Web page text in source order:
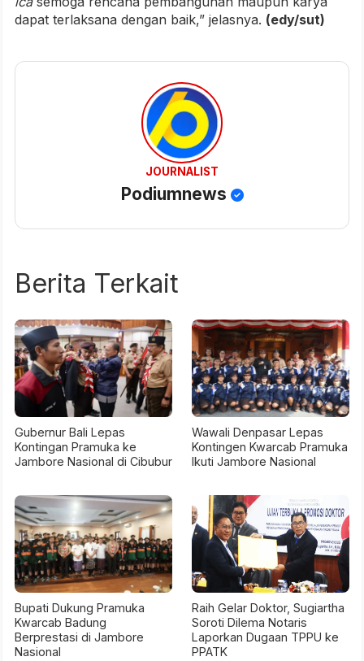
dapat terlaksana dengan baik,” jelasnya. (edy/sut)
JOURNALIST
Podiumnews
Berita Terkait
Gubernur Bali Lepas
Kontingan Pramuka ke
Jambore Nasional di Cibubur
Wawali Denpasar Lepas
Kontingen Kwarcab Pramuka
Ikuti Jambore Nasional
Bupati Dukung Pramuka
Kwarcab Badung
Berprestasi di Jambore
Nasional
Raih Gelar Doktor, Sugiartha
Soroti Dilema Notaris
Laporkan Dugaan TPPU ke
PPATK